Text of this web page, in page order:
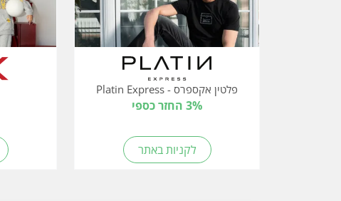
פלטין אקספרס - Platin Express
3% החזר כספי
לקניות באתר